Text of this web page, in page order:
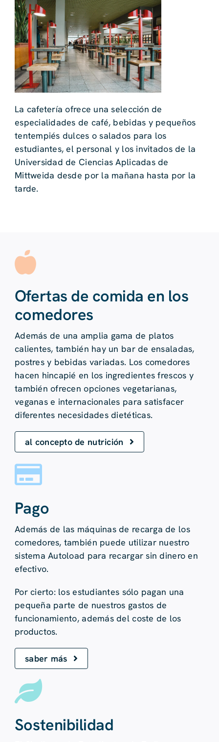
La cafetería ofrece una selección de
especialidades de café, bebidas y pequeños
tentempiés dulces o salados para los
estudiantes, el personal y los invitados de la
Universidad de Ciencias Aplicadas de
Mittweida desde por la mañana hasta por la
tarde.
Ofertas de comida en los
comedores
Además de una amplia gama de platos
calientes, también hay un bar de ensaladas,
postres y bebidas variadas. Los comedores
hacen hincapié en los ingredientes frescos y
también ofrecen opciones vegetarianas,
veganas e internacionales para satisfacer
diferentes necesidades dietéticas.
al concepto de nutrición
Pago
Además de las máquinas de recarga de los
comedores, también puede utilizar nuestro
sistema Autoload para recargar sin dinero en
efectivo.
Por cierto: los estudiantes sólo pagan una
pequeña parte de nuestros gastos de
funcionamiento, además del coste de los
productos.
saber más
Sostenibilidad